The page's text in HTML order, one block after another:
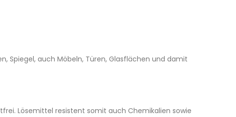
Spiegel, auch Möbeln, Türen, Glasflächen und damit
Lösemittel resistent somit auch Chemikalien sowie